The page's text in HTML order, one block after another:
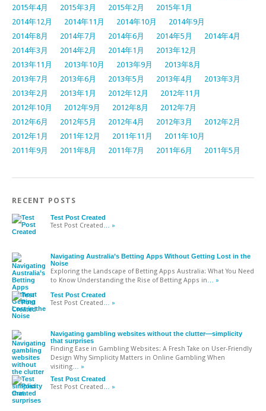
2015年4月
2015年3月 2015年2月
2015年1月
2014年12月
2014年11月 2014年10月
2014年9月
2014年8月
2014年7月 2014年6月 2014年5月
2014年4月
2014年3月
2014年2月 2014年1月
2013年12月
2013年11月
2013年10月 2013年9月
2013年8月
2013年7月
2013年6月 2013年5月 2013年4月
2013年3月
2013年2月
2013年1月 2012年12月
2012年11月
2012年10月
2012年9月 2012年8月
2012年7月
2012年6月
2012年5月 2012年4月 2012年3月
2012年2月
2012年1月
2011年12月 2011年11月
2011年10月
2011年9月
2011年8月 2011年7月 2011年6月 2011年5月
RECENT POSTS
Test Post Created
Test Post Created … »
Navigating Australia’s Betting Apps Without Getting Lost in the
Noise
Exploring the Landscape of Betting Apps Australia: What You Need
to Know Understanding the Rise of Betting Apps in … »
Test Post Created
Test Post Created … »
Navigating gambling websites without the clutter—simplicity
that surprises
Finding Ease in Gambling Websites: A Fresh Take on User-Friendly
Design Why Simplicity Matters in Online Gambling When
visiting … »
Test Post Created
Test Post Created … »